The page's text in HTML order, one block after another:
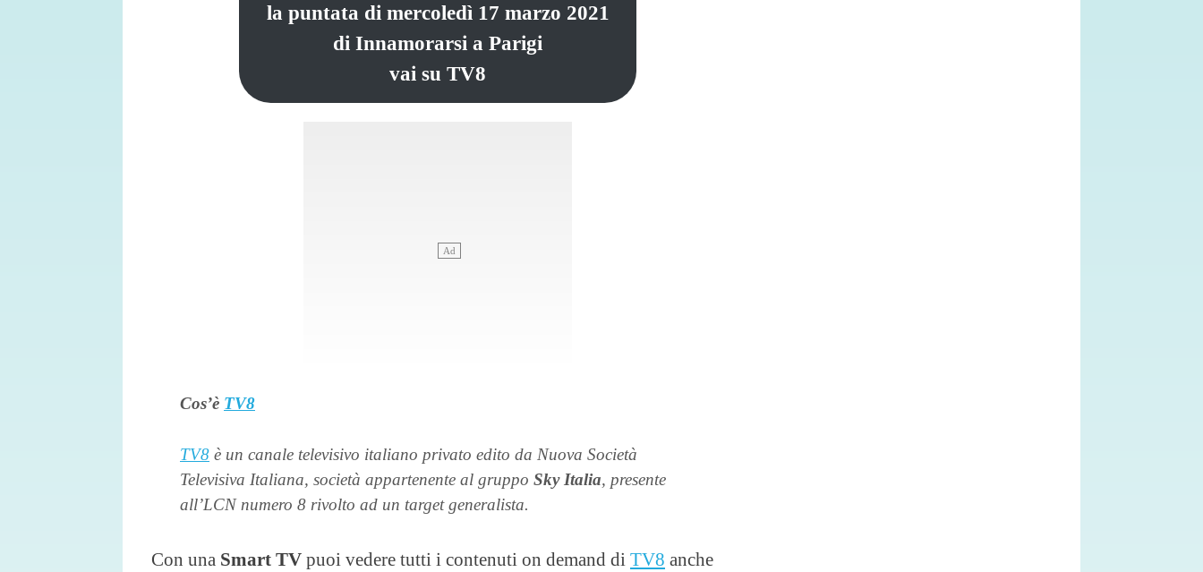
la puntata di mercoledì 17 marzo 2021
di Innamorarsi a Parigi
vai su TV8
Cos’è TV8
TV8 è un canale televisivo italiano privato edito da Nuova Società
Televisiva Italiana, società appartenente al gruppo Sky Italia, presente
all’LCN numero 8 rivolto ad un target generalista.
Con una Smart TV puoi vedere tutti i contenuti on demand di TV8 anche